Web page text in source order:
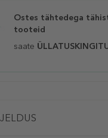
Ostes tähtedega
tooteid
saate